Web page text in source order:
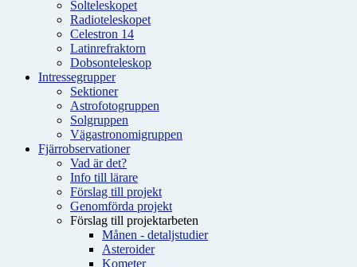
Solteleskopet
Radioteleskopet
Celestron 14
Latinrefraktorn
Dobsonteleskop
Intressegrupper
Sektioner
Astrofotogruppen
Solgruppen
Vägastronomigruppen
Fjärrobservationer
Vad är det?
Info till lärare
Förslag till projekt
Genomförda projekt
Förslag till projektarbeten
Månen - detaljstudier
Asteroider
Kometer